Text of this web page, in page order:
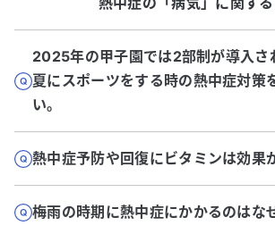
2025年の甲子園では2部制が導入さ
夏にスポーツをする時の熱中症対策
い。
熱中症予防や回復にビタミンは効果
梅雨の時期に熱中症にかかるのはな